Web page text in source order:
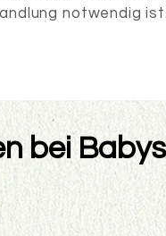
notwendig ist.
bei